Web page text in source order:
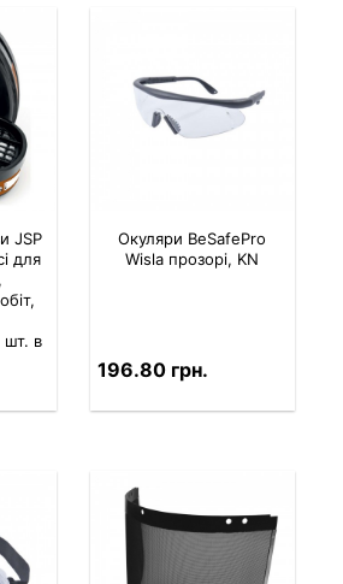
JSP
для
шт. в
Окуляри BeSafePro
Wisla прозорі, KN
196.80 грн.